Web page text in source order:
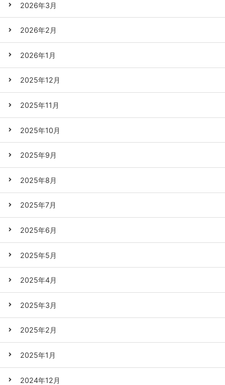
2026年3月
2026年2月
2026年1月
2025年12月
2025年11月
2025年10月
2025年9月
2025年8月
2025年7月
2025年6月
2025年5月
2025年4月
2025年3月
2025年2月
2025年1月
2024年12月